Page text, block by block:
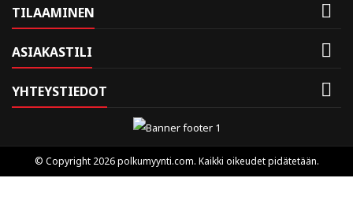
TILAAMINEN 
ASIAKASTILI 
YHTEYSTIEDOT 
© Copyright 2026 polkumyynti.com. Kaikki oikeudet pidätetään.